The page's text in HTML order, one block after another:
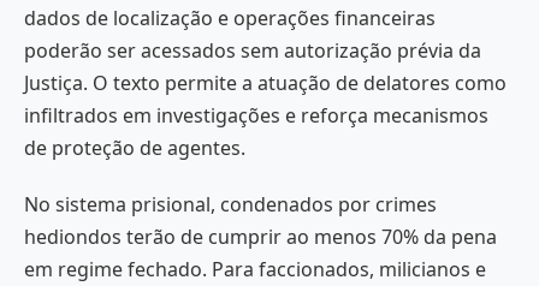
dados de localização e operações financeiras
poderão ser acessados sem autorização prévia da
Justiça. O texto permite a atuação de delatores como
infiltrados em investigações e reforça mecanismos
de proteção de agentes.
No sistema prisional, condenados por crimes
hediondos terão de cumprir ao menos 70% da pena
em regime fechado. Para faccionados, milicianos e